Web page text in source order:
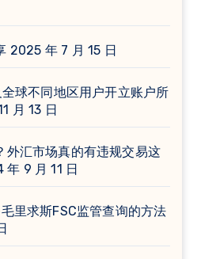
2025 年 7 月 15 日
球不同地区用户开立账户所
月 13 日
外汇市场真的有违规交易这
年 9 月 11 日
里求斯FSC监管查询的方法